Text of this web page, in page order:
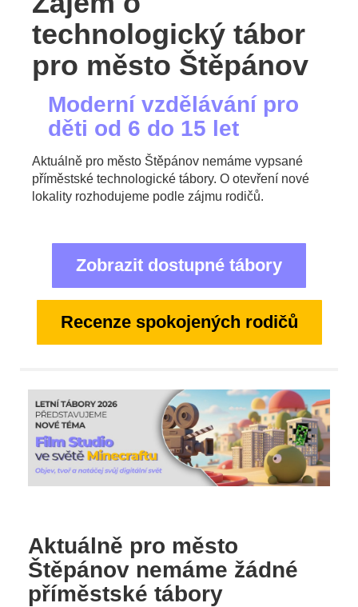
technologický tábor
pro město Štěpánov
Moderní vzdělávání pro
děti od 6 do 15 let
Aktuálně pro město Štěpánov nemáme vypsané
příměstské technologické tábory. O otevření nové
lokality rozhodujeme podle zájmu rodičů.
Zobrazit dostupné tábory
Recenze spokojených rodičů
Aktuálně pro město
Štěpánov nemáme žádné
příměstské tábory